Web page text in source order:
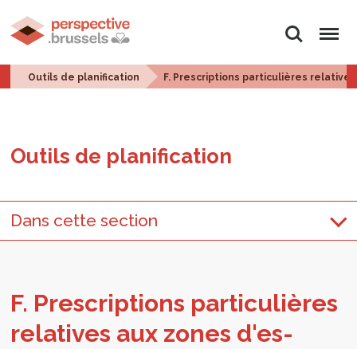
Rechercher
Menu
Outils de planification F. Prescriptions particulières
Outils de pla­ni­fi­ca­tion
Dans cette section
F. Pres­crip­tions par­ti­cu­lières
rela­tives aux zones d'es­